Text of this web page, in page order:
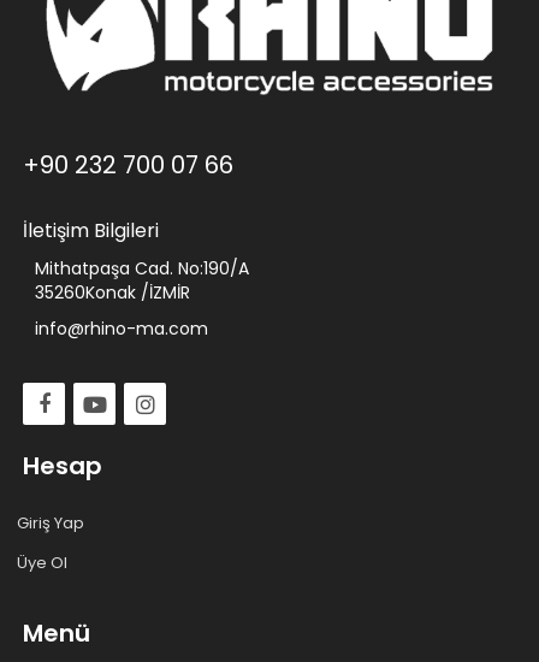
+90 232 700 07 66
İletişim Bilgileri
Mithatpaşa Cad. No:190/A
35260Konak /İZMİR
info@rhino-ma.com
Hesap
Giriş Yap
Üye Ol
Menü